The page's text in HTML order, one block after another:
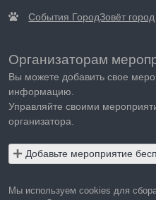
События ГородЗовёт
Организаторам
Вы можете добавить свое
информацию.
Управляйте своими
организатора.
Добавьте мероприятие
Мы используем cookies для